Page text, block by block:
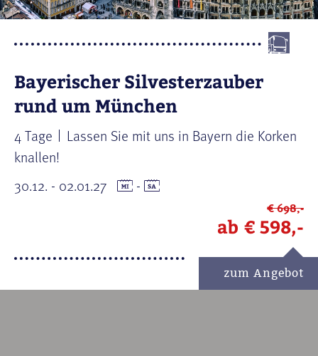
Bayerischer Silvesterzauber
rund um München
4 Tage
Lassen Sie mit uns in Bayern die Korken
knallen!
30.12. - 02.01.27
-
€ 698,-
ab € 598,-
zum Angebot